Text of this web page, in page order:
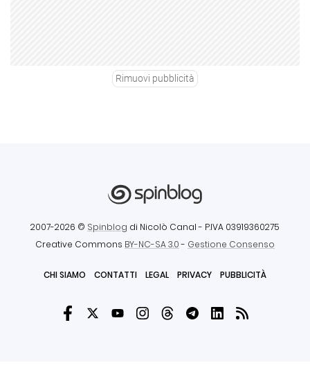
Rimuovi pubblicità
2007-2026 © Spinblog di Nicolò Canal - P.IVA 03919360275
Creative Commons BY-NC-SA 3.0- Gestione Consenso
CHI SIAMO CONTATTI LEGAL PRIVACY PUBBLICITÀ